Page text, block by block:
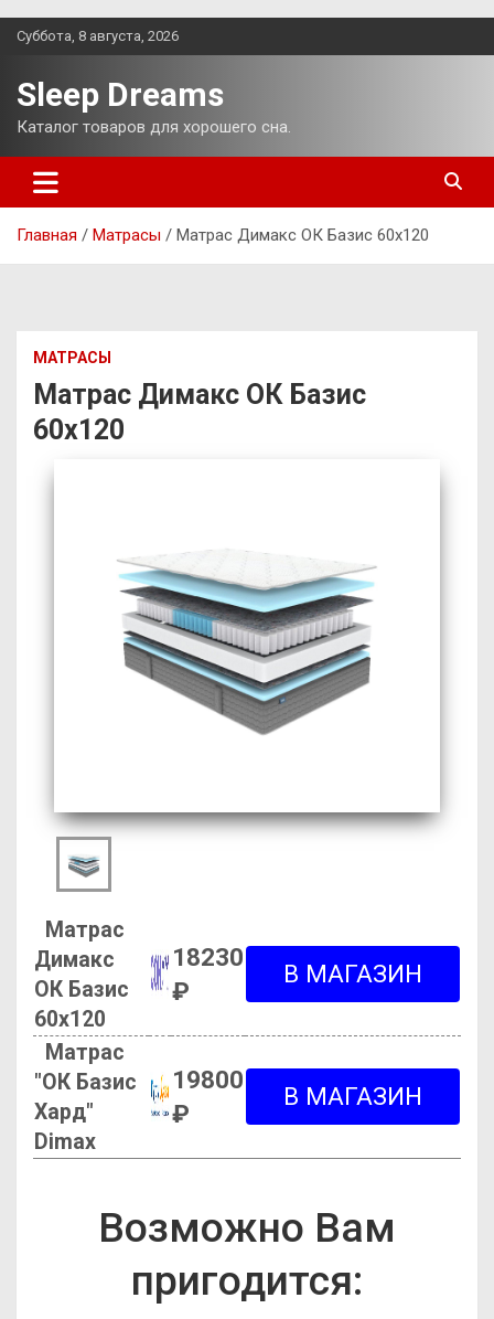
Перейти
Суббота, 8 августа, 2026
Sleep Dreams
Каталог товаров для хорошего сна.
Главная Матрасы Матрас Димакс ОК Базис 60х120
МАТРАСЫ
Матрас Димакс ОК Базис
60х120
Матрас
Димакс
ОК Базис
60х120
18230
₽
Матрас
"ОК Базис
Хард"
Dimax
19800
₽
Возможно Вам
пригодится: